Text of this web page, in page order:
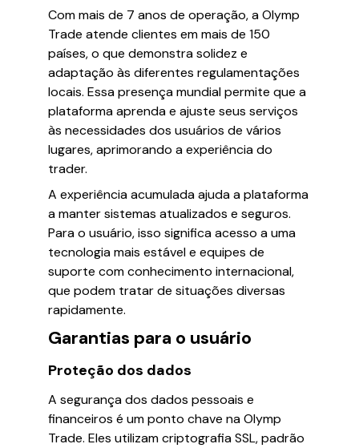
Com mais de 7 anos de operação, a Olymp
Trade atende clientes em mais de 150
países, o que demonstra solidez e
adaptação às diferentes regulamentações
locais. Essa presença mundial permite que a
plataforma aprenda e ajuste seus serviços
às necessidades dos usuários de vários
lugares, aprimorando a experiência do
trader.
A experiência acumulada ajuda a plataforma
a manter sistemas atualizados e seguros.
Para o usuário, isso significa acesso a uma
tecnologia mais estável e equipes de
suporte com conhecimento internacional,
que podem tratar de situações diversas
rapidamente.
Garantias para o usuário
Proteção dos dados
A segurança dos dados pessoais e
financeiros é um ponto chave na Olymp
Trade. Eles utilizam criptografia SSL, padrão